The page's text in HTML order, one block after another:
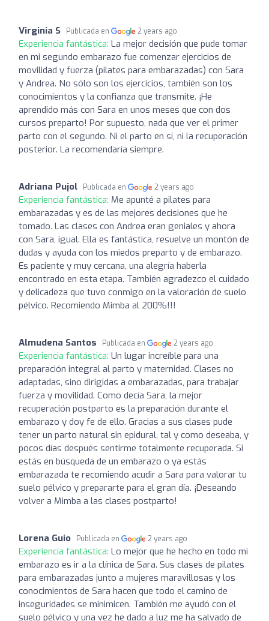
Virginia S Publicada en 2 years ago
Experiencia fantástica: La mejor decisión que pude tomar
en mi segundo embarazo fue comenzar ejercicios de
movilidad y fuerza (pilates para embarazadas) con Sara
y Andrea. No sólo son los ejercicios, también son los
conocimientos y la confianza que transmite. ¡He
aprendido más con Sara en unos meses que con dos
cursos preparto! Por supuesto, nada que ver el primer
parto con el segundo. Ni el parto en sí, ni la recuperación
posterior. La recomendaría siempre.
Adriana Pujol Publicada en 2 years ago
Experiencia fantástica: Me apunté a pilates para
embarazadas y es de las mejores decisiones que he
tomado. Las clases con Andrea eran geniales y ahora
con Sara, igual. Ella es fantástica, resuelve un montón de
dudas y ayuda con los miedos preparto y de embarazo.
Es paciente y muy cercana, una alegría haberla
encontrado en esta etapa. También agradezco el cuidado
y delicadeza que tuvo conmigo en la valoración de suelo
pélvico. Recomiendo Mimba al 200%!!!
Almudena Santos Publicada en 2 years ago
Experiencia fantástica: Un lugar increíble para una
preparación integral al parto y maternidad. Clases no
adaptadas, sino dirigidas a embarazadas, para trabajar
fuerza y movilidad. Como decía Sara, la mejor
recuperación postparto es la preparación durante el
embarazo y doy fe de ello. Gracias a sus clases pude
tener un parto natural sin epidural, tal y como deseaba, y
pocos días después sentirme totalmente recuperada. Si
estás en búsqueda de un embarazo o ya estás
embarazada te recomiendo acudir a Sara para valorar tu
suelo pélvico y prepararte para el gran día. ¡Deseando
volver a Mimba a las clases postparto!
Lorena Guio Publicada en 2 years ago
Experiencia fantástica: Lo mejor que he hecho en todo mi
embarazo es ir a la clínica de Sara. Sus clases de pilates
para embarazadas junto a mujeres maravillosas y los
conocimientos de Sara hacen que todo el camino de
inseguridades se minimicen. También me ayudó con el
suelo pélvico y una vez he dado a luz me ha salvado de